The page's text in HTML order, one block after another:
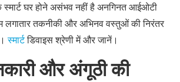
घर होने असंभव नहीं है अनगिनत आईओटी
लगातार तकनीकी और अभिनव वस्तुओं की निरंतर
स्मार्टडिवाइस श्रेणी में और जानें।
और अंगूठी की